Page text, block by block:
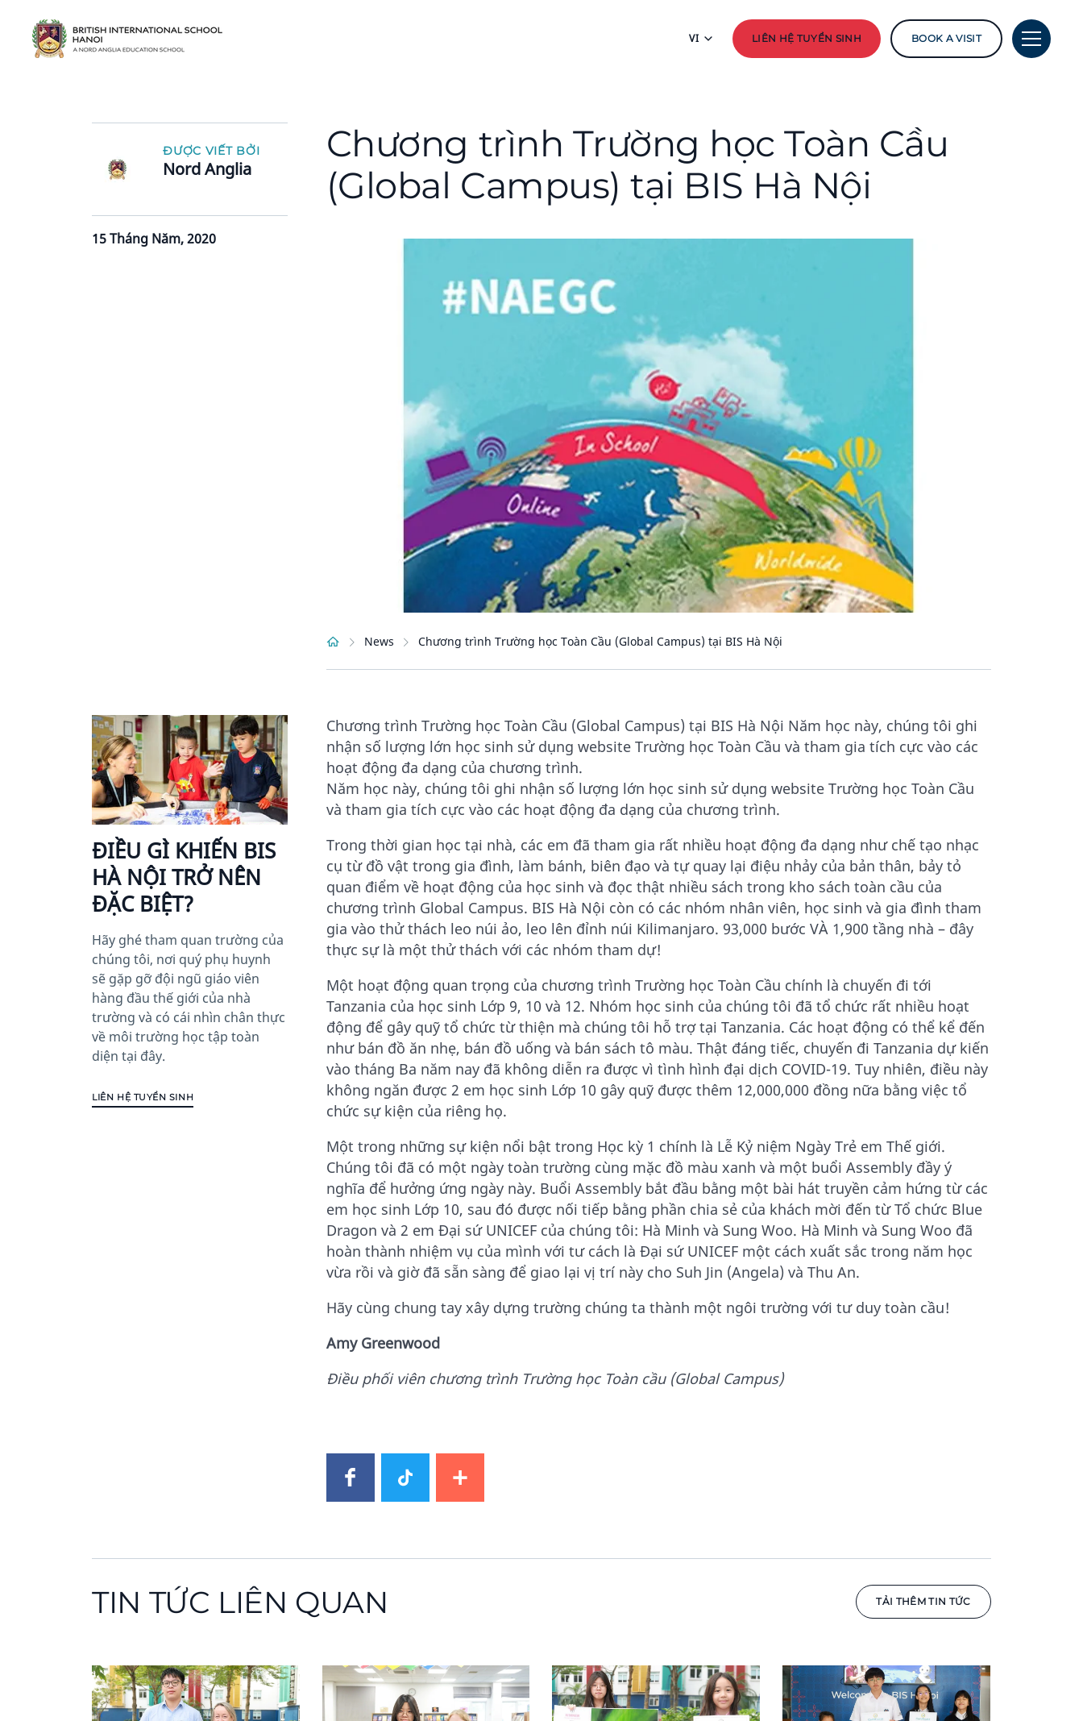
VI LIÊN HỆ TUYỂN SINH BOOK A VISIT
ĐƯỢC VIẾT BỞI
Nord Anglia
15 Tháng Năm, 2020
Chương trình Trường học Toàn Cầu
(Global Campus) tại BIS Hà Nội
News Chương trình Trường học Toàn Cầu (Global Campus) tại BIS Hà Nội
ĐIỀU GÌ KHIẾN BIS
HÀ NỘI TRỞ NÊN
ĐẶC BIỆT?
Hãy ghé tham quan trường của
chúng tôi, nơi quý phụ huynh
sẽ gặp gỡ đội ngũ giáo viên
hàng đầu thế giới của nhà
trường và có cái nhìn chân thực
về môi trường học tập toàn
diện tại đây.
LIÊN HỆ TUYỂN SINH
Chương trình Trường học Toàn Cầu (Global Campus) tại BIS Hà Nội Năm học này, chúng tôi ghi
nhận số lượng lớn học sinh sử dụng website Trường học Toàn Cầu và tham gia tích cực vào các
hoạt động đa dạng của chương trình.
Năm học này, chúng tôi ghi nhận số lượng lớn học sinh sử dụng website Trường học Toàn Cầu
và tham gia tích cực vào các hoạt động đa dạng của chương trình.
Trong thời gian học tại nhà, các em đã tham gia rất nhiều hoạt động đa dạng như chế tạo nhạc
cụ từ đồ vật trong gia đình, làm bánh, biên đạo và tự quay lại điệu nhảy của bản thân, bảy tỏ
quan điểm về hoạt động của học sinh và đọc thật nhiều sách trong kho sách toàn cầu của
chương trình Global Campus. BIS Hà Nội còn có các nhóm nhân viên, học sinh và gia đình tham
gia vào thử thách leo núi ảo, leo lên đỉnh núi Kilimanjaro. 93,000 bước VÀ 1,900 tầng nhà – đây
thực sự là một thử thách với các nhóm tham dự!
Một hoạt động quan trọng của chương trình Trường học Toàn Cầu chính là chuyến đi tới
Tanzania của học sinh Lớp 9, 10 và 12. Nhóm học sinh của chúng tôi đã tổ chức rất nhiều hoạt
động để gây quỹ tổ chức từ thiện mà chúng tôi hỗ trợ tại Tanzania. Các hoạt động có thể kể đến
như bán đồ ăn nhẹ, bán đồ uống và bán sách tô màu. Thật đáng tiếc, chuyến đi Tanzania dự kiến
vào tháng Ba năm nay đã không diễn ra được vì tình hình đại dịch COVID-19. Tuy nhiên, điều này
không ngăn được 2 em học sinh Lớp 10 gây quỹ được thêm 12,000,000 đồng nữa bằng việc tổ
chức sự kiện của riêng họ.
Một trong những sự kiện nổi bật trong Học kỳ 1 chính là Lễ Kỷ niệm Ngày Trẻ em Thế giới.
Chúng tôi đã có một ngày toàn trường cùng mặc đồ màu xanh và một buổi Assembly đầy ý
nghĩa để hưởng ứng ngày này. Buổi Assembly bắt đầu bằng một bài hát truyền cảm hứng từ các
em học sinh Lớp 10, sau đó được nối tiếp bằng phần chia sẻ của khách mời đến từ Tổ chức Blue
Dragon và 2 em Đại sứ UNICEF của chúng tôi: Hà Minh và Sung Woo. Hà Minh và Sung Woo đã
hoàn thành nhiệm vụ của mình với tư cách là Đại sứ UNICEF một cách xuất sắc trong năm học
vừa rồi và giờ đã sẵn sàng để giao lại vị trí này cho Suh Jin (Angela) và Thu An.
Hãy cùng chung tay xây dựng trường chúng ta thành một ngôi trường với tư duy toàn cầu!
Amy Greenwood
Điều phối viên chương trình Trường học Toàn cầu (Global Campus)
TIN TỨC LIÊN QUAN TẢI THÊM TIN TỨC
News image News image News image News image